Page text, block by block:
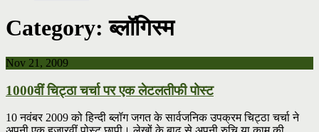
Category:ब्लॉगिस्म
Nov 21, 2009
1000वीं चिट्ठा चर्चा पर एक लेटलतीफी पोस्ट
10 नवंबर 2009 को हिन्दी ब्लॉग जगत के सार्वजनिक उपक्रम चिट्ठा चर्चा ने